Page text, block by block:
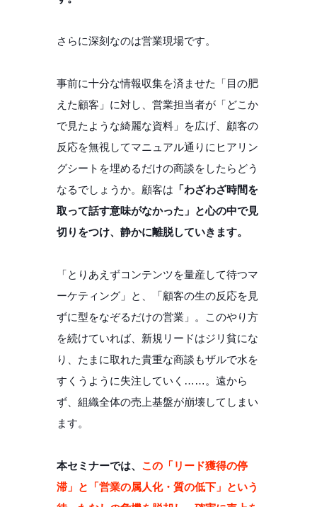
さらに深刻なのは営業現場です。
事前に十分な情報収集を済ませた「目の肥
えた顧客」に対し、営業担当者が「どこか
で見たような綺麗な資料」を広げ、顧客の
反応を無視してマニュアル通りにヒアリン
グシートを埋めるだけの商談をしたらどう
なるでしょうか。顧客は 「わざわざ時間を
取って話す意味がなかった」と心の中で見
切りをつけ、静かに離脱していきます。
「とりあえずコンテンツを量産して待つマ
ーケティング」と、「顧客の生の反応を見
ずに型をなぞるだけの営業」。このやり方
を続けていれば、新規リードはジリ貧にな
り、たまに取れた貴重な商談もザルで水を
すくうように失注していく……。遠から
ず、組織全体の売上基盤が崩壊してしまい
ます。
本セミナーでは、 この「リード獲得の停
滞」と「営業の属人化・質の低下」という